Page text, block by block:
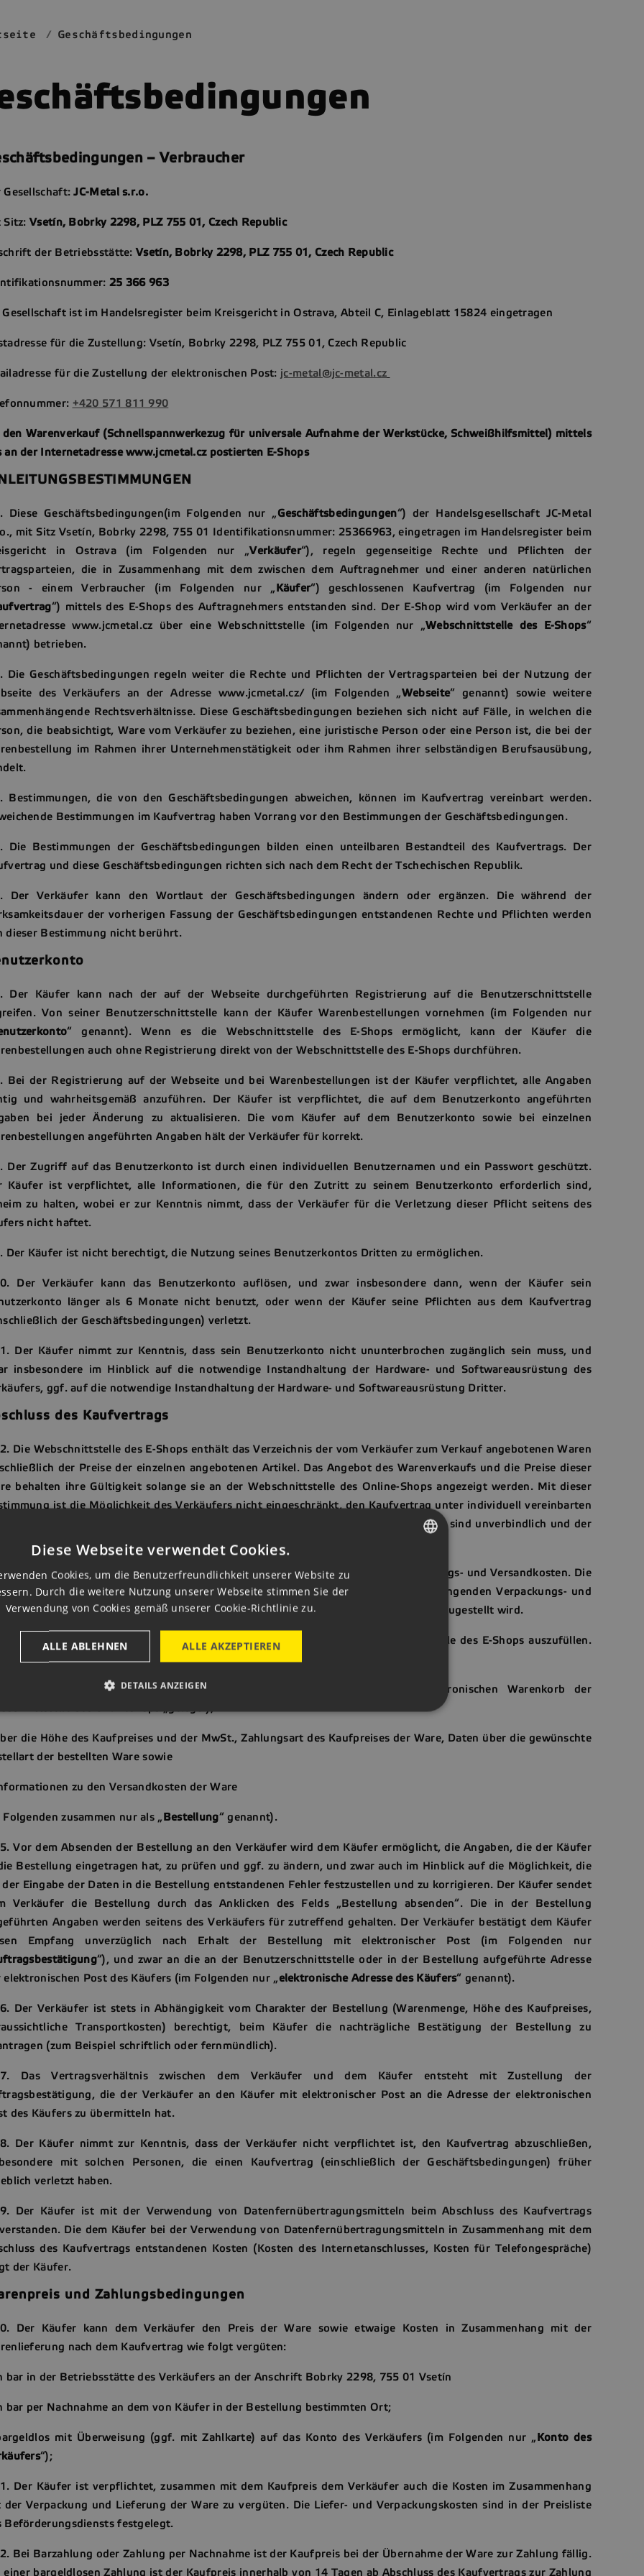
Geschäftsbedingungen
– Verbraucher
Gesellschaft:JC-Metal s.r.o.
Sitz:Vsetín, Bobrky 2298, PLZ 755 01, Czech Republic
der Betriebsstätte:Vsetín, Bobrky 2298, PLZ 755 01, Czech Republic
25 366 963
Gesellschaft ist im Handelsregister beim Kreisgericht in Ostrava, Abteil C, Einlageblatt 15824 eingetragen
für die Zustellung: Vsetín, Bobrky 2298, PLZ 755 01, Czech Republic
für die Zustellung der elektronischen Post: jc-metal@jc-metal.cz
+420 571 811 990
Warenverkauf (Schnellspannwerkezug für universale Aufnahme der Werkstücke, Schweißhilfsmittel) mittels
an der Internetadresse www.jcmetal.cz postierten E-Shops
Diese Geschäftsbedingungen(im Folgenden nur „Geschäftsbedingungen“) der Handelsgesellschaft JC-Metal
mit Sitz Vsetín, Bobrky 2298, 755 01 Identifikationsnummer: 25366963, eingetragen im Handelsregister beim
in Ostrava (im Folgenden nur „Verkäufer“), regeln gegenseitige Rechte und Pflichten der
die in Zusammenhang mit dem zwischen dem Auftragnehmer und einer anderen natürlichen
- einem Verbraucher (im Folgenden nur „ Käufer“) geschlossenen Kaufvertrag (im Folgenden nur
“) mittels des E-Shops des Auftragnehmers entstanden sind. Der E-Shop wird vom Verkäufer an der
www.jcmetal.cz über eine Webschnittstelle (im Folgenden nur „Webschnittstelle des E-Shops“
betrieben.
Die Geschäftsbedingungen regeln weiter die Rechte und Pflichten der Vertragsparteien bei der Nutzung der
des Verkäufers an der Adresse www.jcmetal.cz/ (im Folgenden „Webseite“ genannt) sowie weitere
Rechtsverhältnisse. Diese Geschäftsbedingungen beziehen sich nicht auf Fälle, in welchen die
die beabsichtigt, Ware vom Verkäufer zu beziehen, eine juristische Person oder eine Person ist, die bei der
im Rahmen ihrer Unternehmenstätigkeit oder ihm Rahmen ihrer selbständigen Berufsausübung,
Bestimmungen, die von den Geschäftsbedingungen abweichen, können im Kaufvertrag vereinbart werden.
Bestimmungen im Kaufvertrag haben Vorrang vor den Bestimmungen der Geschäftsbedingungen.
Die Bestimmungen der Geschäftsbedingungen bilden einen unteilbaren Bestandteil des Kaufvertrags. Der
und diese Geschäftsbedingungen richten sich nach dem Recht der Tschechischen Republik.
Der Verkäufer kann den Wortlaut der Geschäftsbedingungen ändern oder ergänzen. Die während der
der vorherigen Fassung der Geschäftsbedingungen entstandenen Rechte und Pflichten werden
dieser Bestimmung nicht berührt.
Der Käufer kann nach der auf der Webseite durchgeführten Registrierung auf die Benutzerschnittstelle
Von seiner Benutzerschnittstelle kann der Käufer Warenbestellungen vornehmen (im Folgenden nur
“ genannt). Wenn es die Webschnittstelle des E-Shops ermöglicht, kann der Käufer die
auch ohne Registrierung direkt von der Webschnittstelle des E-Shops durchführen.
Bei der Registrierung auf der Webseite und bei Warenbestellungen ist der Käufer verpflichtet, alle Angaben
und wahrheitsgemäß anzuführen. Der Käufer ist verpflichtet, die auf dem Benutzerkonto angeführten
bei jeder Änderung zu aktualisieren. Die vom Käufer auf dem Benutzerkonto sowie bei einzelnen
angeführten Angaben hält der Verkäufer für korrekt.
Der Zugriff auf das Benutzerkonto ist durch einen individuellen Benutzernamen und ein Passwort geschützt.
Käufer ist verpflichtet, alle Informationen, die für den Zutritt zu seinem Benutzerkonto erforderlich sind,
zu halten, wobei er zur Kenntnis nimmt, dass der Verkäufer für die Verletzung dieser Pflicht seitens des
nicht haftet.
Der Käufer ist nicht berechtigt, die Nutzung seines Benutzerkontos Dritten zu ermöglichen.
Der Verkäufer kann das Benutzerkonto auflösen, und zwar insbesondere dann, wenn der Käufer sein
länger als 6 Monate nicht benutzt, oder wenn der Käufer seine Pflichten aus dem Kaufvertrag
der Geschäftsbedingungen) verletzt.
Der Käufer nimmt zur Kenntnis, dass sein Benutzerkonto nicht ununterbrochen zugänglich sein muss, und
insbesondere im Hinblick auf die notwendige Instandhaltung der Hardware- und Softwareausrüstung des
ggf. auf die notwendige Instandhaltung der Hardware- und Softwareausrüstung Dritter.
des Kaufvertrags
Die Webschnittstelle des E-Shops enthält das Verzeichnis der vom Verkäufer zum Verkauf angebotenen Waren
der Preise der einzelnen angebotenen Artikel. Das Angebot des Warenverkaufs und die Preise dieser
behalten ihre Gültigkeit solange sie an der Webschnittstelle des Online-Shops angezeigt werden. Mit dieser
ist die Möglichkeit des Verkäufers nicht eingeschränkt, den Kaufvertrag unter individuell vereinbarten
abzuschließen. Alle Angebote des Warenverkaufs an der Webschnittstelle sind unverbindlich und der
ist nicht verpflichtet, einen Kaufvertrag bezüglich dieser Ware abzuschließen.
Die Webschnittstelle des E-Shops beinhaltet auch Informationen zu den Verpackungs- und Versandkosten. Die
Webschnittstelle des E-Shops enthaltenen Informationen über die zusammenhängenden Verpackungs- und
gelten nur dann, wenn die Ware im Rahmen der Tschechischen Republik zugestellt wird.
Für Warenbestellungen hat der Käufer das Bestellformular an der Webschnittstelle des E-Shops auszufüllen.
Bestellformular beinhaltet insbesondere folgende Informationen:
die bestellte Ware (die bestellte Ware wird vom Käufer in den elektronischen Warenkorb der
die Höhe des Kaufpreises und der MwSt., Zahlungsart des Kaufpreises der Ware, Daten über die gewünschte
der bestellten Ware sowie
zu den Versandkosten der Ware
Folgenden zusammen nur als „ Bestellung“ genannt).
Vor dem Absenden der Bestellung an den Verkäufer wird dem Käufer ermöglicht, die Angaben, die der Käufer
Bestellung eingetragen hat, zu prüfen und ggf. zu ändern, und zwar auch im Hinblick auf die Möglichkeit, die
der Eingabe der Daten in die Bestellung entstandenen Fehler festzustellen und zu korrigieren. Der Käufer sendet
Verkäufer die Bestellung durch das Anklicken des Felds „Bestellung absenden“. Die in der Bestellung
Angaben werden seitens des Verkäufers für zutreffend gehalten. Der Verkäufer bestätigt dem Käufer
Empfang unverzüglich nach Erhalt der Bestellung mit elektronischer Post (im Folgenden nur
“), und zwar an die an der Benutzerschnittstelle oder in der Bestellung aufgeführte Adresse
elektronischen Post des Käufers (im Folgenden nur „elektronische Adresse des Käufers“ genannt).
Der Verkäufer ist stets in Abhängigkeit vom Charakter der Bestellung (Warenmenge, Höhe des Kaufpreises,
Transportkosten) berechtigt, beim Käufer die nachträgliche Bestätigung der Bestellung zu
(zum Beispiel schriftlich oder fernmündlich).
Das Vertragsverhältnis zwischen dem Verkäufer und dem Käufer entsteht mit Zustellung der
die der Verkäufer an den Käufer mit elektronischer Post an die Adresse der elektronischen
des Käufers zu übermitteln hat.
Der Käufer nimmt zur Kenntnis, dass der Verkäufer nicht verpflichtet ist, den Kaufvertrag abzuschließen,
mit solchen Personen, die einen Kaufvertrag (einschließlich der Geschäftsbedingungen) früher
verletzt haben.
Der Käufer ist mit der Verwendung von Datenfernübertragungsmitteln beim Abschluss des Kaufvertrags
Die dem Käufer bei der Verwendung von Datenfernübertragungsmitteln in Zusammenhang mit dem
des Kaufvertrags entstandenen Kosten (Kosten des Internetanschlusses, Kosten für Telefongespräche)
der Käufer.
und Zahlungsbedingungen
Der Käufer kann dem Verkäufer den Preis der Ware sowie etwaige Kosten in Zusammenhang mit der
nach dem Kaufvertrag wie folgt vergüten:
bar in der Betriebsstätte des Verkäufers an der Anschrift Bobrky 2298, 755 01 Vsetín
bar per Nachnahme an dem von Käufer in der Bestellung bestimmten Ort;
mit Überweisung (ggf. mit Zahlkarte) auf das Konto des Verkäufers (im Folgenden nur „ Konto des
“);
Der Käufer ist verpflichtet, zusammen mit dem Kaufpreis dem Verkäufer auch die Kosten im Zusammenhang
der Verpackung und Lieferung der Ware zu vergüten. Die Liefer- und Verpackungskosten sind in der Preisliste
Beförderungsdiensts festgelegt.
Bei Barzahlung oder Zahlung per Nachnahme ist der Kaufpreis bei der Übernahme der Ware zur Zahlung fällig.
einer bargeldlosen Zahlung ist der Kaufpreis innerhalb von 14 Tagen ab Abschluss des Kaufvertrags zur Zahlung
Diese Webseite verwendet Cookies.
Cookies, um die Benutzerfreundlichkeit unserer Website zu
Durch die weitere Nutzung unserer Webseite stimmen Sie der
Verwendung von Cookies gemäß unserer Cookie-Richtlinie zu.
ALLE AKZEPTIEREN
ALLE ABLEHNEN
DETAILS ANZEIGEN